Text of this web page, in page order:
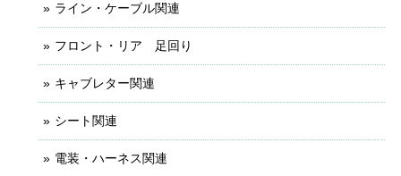
ライン・ケーブル関連
フロント・リア 足回り
キャブレター関連
シート関連
電装・ハーネス関連